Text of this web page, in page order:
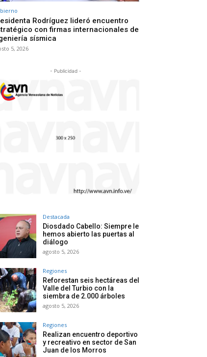
Rodríguez lideró encuentro
con firmas internacionales de
sísmica
5, 2026
- Publicidad -
Destacada
Diosdado Cabello: Siempre le
hemos abierto las puertas al
diálogo
agosto 5, 2026
Regiones
Reforestan seis hectáreas del
Valle del Turbio con la
siembra de 2.000 árboles
agosto 5, 2026
Regiones
Realizan encuentro deportivo
y recreativo en sector de San
Juan de los Morros